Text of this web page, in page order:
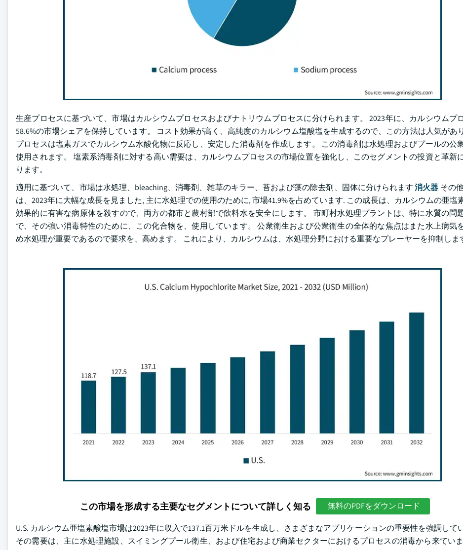
生産プロセスに基づいて、市場はカルシウムプロセスおよびナトリウムプロセスに分けられます。 2023年に、カルシウムプ
58.6%の市場シェアを保持しています。 コスト効果が高く、高純度のカルシウム塩酸塩を生成するので、この方法は人気があり
プロセスは塩素ガスでカルシウム水酸化物に反応し、安定した消毒剤を作成します。 この消毒剤は水処理およびプールの公
使用されます。 塩素系消毒剤に対する高い需要は、カルシウムプロセスの市場位置を強化し、このセグメントの投資と革新
ります。
適用に基づいて、市場は水処理、bleaching、消毒剤、雑草のキラー、苔および藻の除去剤、固体に分けられます消火器 その
は、2023年に大幅な成長を見ました, 主に水処理での使用のために, 市場41.9%を占めています. この成長は、カルシウムの亜塩
効果的に有害な病原体を殺すので、両方の都市と農村部で飲料水を安全にします。 市町村水処理プラントは、特に水質の問
で、その強い消毒特性のために、この化合物を、使用しています。 公衆衛生および公衆衛生の全体的な焦点はまた水上病気
め水処理が重要であるので要求を、高めます。 これにより、カルシウムは、水処理分野における重要なプレーヤーを抑制しま
この市場を形成する主要なセグメントについて詳しく知る 無料のPDFをダウンロード
U.S. カルシウム亜塩素酸塩市場は2023年に収入で137.1百万米ドルを生成し、さまざまなアプリケーションの重要性を強調して
その需要は、主に水処理施設、スイミングプール衛生、および住宅および商業セクターにおけるプロセスの消毒から来てい